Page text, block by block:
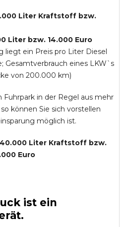
Liter Kraftstoff bzw.
Liter bzw. 14.000 Euro
liegt ein Preis pro Liter Diesel
Gesamtverbrauch eines LKW`s
von 200.000 km)
Fuhrpark in der Regel aus mehr
können Sie sich vorstellen
möglich ist.
40.000 Liter Kraftstoff bzw.
Euro
ist ein